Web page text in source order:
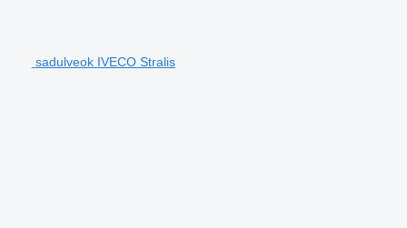
sadulveok IVECO Stralis